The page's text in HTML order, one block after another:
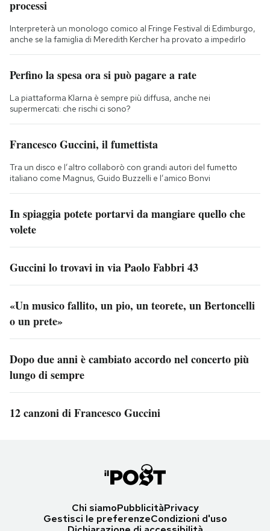
processi
Interpreterà un monologo comico al Fringe Festival di Edimburgo,
anche se la famiglia di Meredith Kercher ha provato a impedirlo
Perfino la spesa ora si può pagare a rate
La piattaforma Klarna è sempre più diffusa, anche nei
supermercati: che rischi ci sono?
Francesco Guccini, il fumettista
Tra un disco e l’altro collaborò con grandi autori del fumetto
italiano come Magnus, Guido Buzzelli e l’amico Bonvi
In spiaggia potete portarvi da mangiare quello che
volete
Guccini lo trovavi in via Paolo Fabbri 43
«Un musico fallito, un pio, un teorete, un Bertoncelli
o un prete»
Dopo due anni è cambiato accordo nel concerto più
lungo di sempre
12 canzoni di Francesco Guccini
Chi siamoPubblicitàPrivacy
Gestisci le preferenzeCondizioni d'uso